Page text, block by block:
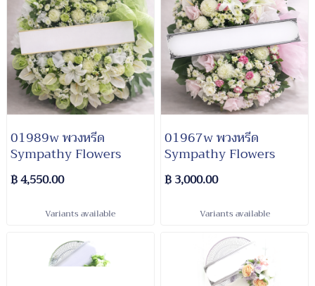
01989w พวงหรีด​
Sympathy​ Flowers​
฿ 4,550.00
Variants available
01967w พวงหรีด​
Sympathy​ Flowers
฿ 3,000.00
Variants available